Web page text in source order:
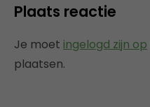
Plaats reactie
Je moet ingelogd zijn op
plaatsen.